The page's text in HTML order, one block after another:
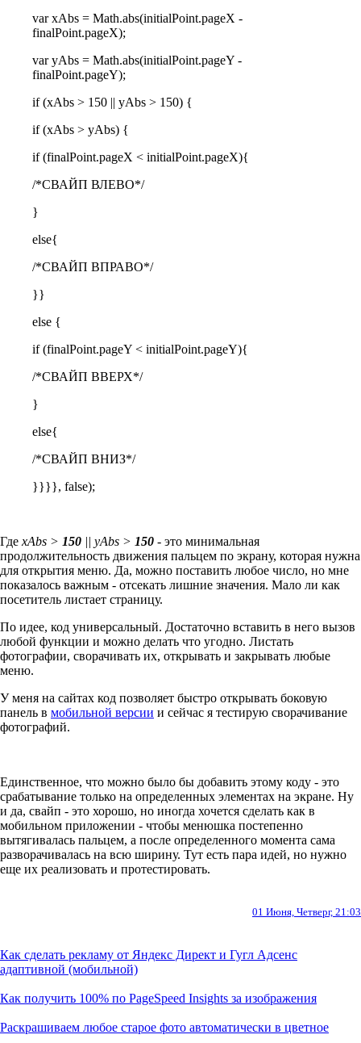
var xAbs = Math.abs(initialPoint.pageX -
finalPoint.pageX);
var yAbs = Math.abs(initialPoint.pageY -
finalPoint.pageY);
if (xAbs > 150 || yAbs > 150) {
if (xAbs > yAbs) {
if (finalPoint.pageX < initialPoint.pageX){
/*СВАЙП ВЛЕВО*/
}
else{
/*СВАЙП ВПРАВО*/
}}
else {
if (finalPoint.pageY < initialPoint.pageY){
/*СВАЙП ВВЕРХ*/
}
else{
/*СВАЙП ВНИЗ*/
}}}}, false);
Где xAbs > 150 || yAbs > 150 - это минимальная
продолжительность движения пальцем по экрану, которая нужна
для открытия меню. Да, можно поставить любое число, но мне
показалось важным - отсекать лишние значения. Мало ли как
посетитель листает страницу.
По идее, код универсальный. Достаточно вставить в него вызов
любой функции и можно делать что угодно. Листать
фотографии, сворачивать их, открывать и закрывать любые
меню.
У меня на сайтах код позволяет быстро открывать боковую
панель в мобильной версии и сейчас я тестирую сворачивание
фотографий.
Единственное, что можно было бы добавить этому коду - это
срабатывание только на определенных элементах на экране. Ну
и да, свайп - это хорошо, но иногда хочется сделать как в
мобильном приложении - чтобы менюшка постепенно
вытягивалась пальцем, а после определенного момента сама
разворачивалась на всю ширину. Тут есть пара идей, но нужно
еще их реализовать и протестировать.
01 Июня, Четверг, 21:03
Как сделать рекламу от Яндекс Директ и Гугл Адсенс
адаптивной (мобильной)
Как получить 100% по PageSpeed Insights за изображения
Раскрашиваем любое старое фото автоматически в цветное